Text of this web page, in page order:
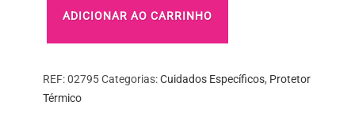
Selante
ADICIONAR AO CARRINHO
REF:02795Categorias:Cuidados Específicos, Protetor
Térmico